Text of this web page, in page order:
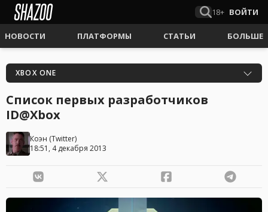
18+ ВОЙТИ
НОВОСТИ ПЛАТФОРМЫ СТАТЬИ БОЛЬШЕ
XBOX ONE
Список первых разработчиков
ID@Xbox
Коэн (Twitter)
18:51, 4 декабря 2013